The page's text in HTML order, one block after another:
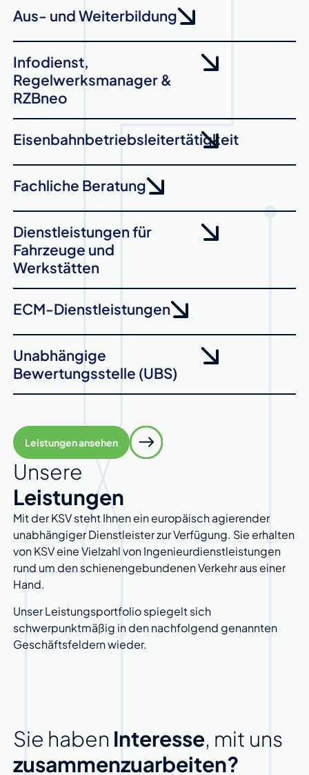
Aus- und Weiterbildung
Infodienst,
Regelwerksmanager &
RZBneo
Eisenbahnbetriebsleitertätigkeit
Fachliche Beratung
Dienstleistungen für
Fahrzeuge und
Werkstätten
ECM-Dienstleistungen
Unabhängige
Bewertungsstelle (UBS)
Leistungen ansehen
Unsere
Leistungen
Mit der KSV steht Ihnen ein europäisch agierender
unabhängiger Dienstleister zur Verfügung. Sie erhalten
von KSV eine Vielzahl von Ingenieurdienstleistungen
rund um den schienengebundenen Verkehr aus einer
Hand.
Unser Leistungsportfolio spiegelt sich
schwerpunktmäßig in den nachfolgend genannten
Geschäftsfeldern wieder.
Sie haben Interesse, mit uns
zusammenzuarbeiten?